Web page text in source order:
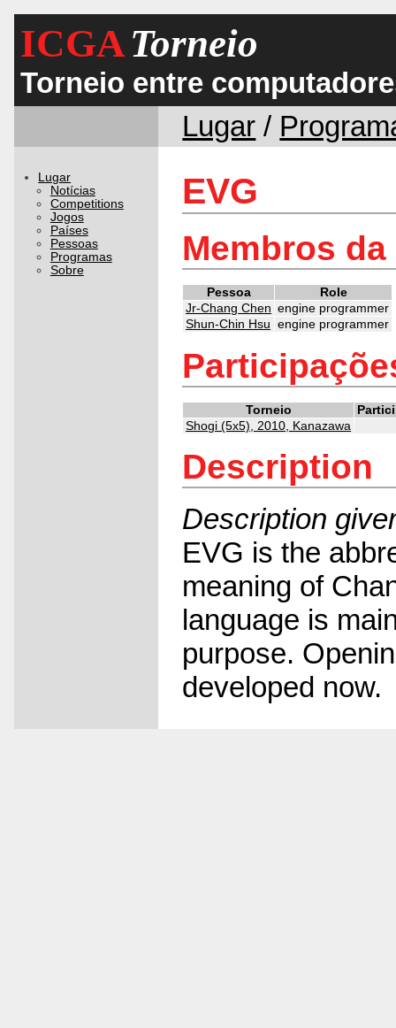
ICGATorneio
Torneio entre
Lugar /
Lugar
Notícias
Competitions
Jogos
Países
Pessoas
Programas
Sobre
EVG
Membros
Pessoa
Role
Jr-Chang Chen engine programmer
Shun-Chin Hsu
engine programmer
Torneio
Shogi (5x5), 2010, Kanazawa
Description
Description
EVG is the
meaning of
language is
purpose.
developed now.